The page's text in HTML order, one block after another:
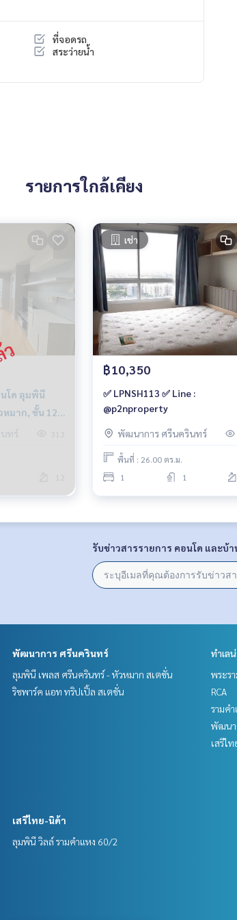
ที่จอดรถ
สระว่ายน้ำ
รายการใกล้เคียง
มาก, ชั้น 12
กผ้า, 32.5
ทร์
เช่า
฿10,350
✅ LPNSH113 ✅ Line :
@p2nproperty
พัฒนาการ ศรีนครินทร์
พื้นที่ : 26.00 ตร.ม.
1
1
รับข่าวสารรายการ คอนโด และบ้า
พัฒนาการ ศรีนครินทร์
ลุมพินี เพลส ศรีนครินทร์ - หัวหมาก สเตชั่น
ริชพาร์ค แอท ทริปเปิ้ล สเตชั่น
เสรีไทย-นิด้า
ลุมพินี วิลล์ รามคำแหง 60/2
ทำเล
พระร
RCA
รามค
พัฒนา
เสรีไ